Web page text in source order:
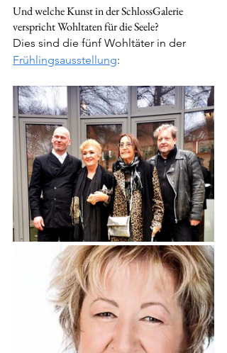
Und welche Kunst in der SchlossGalerie
verspricht Wohltaten für die Seele?
Dies sind die fünf Wohltäter in der
Frühlingsausstellung: